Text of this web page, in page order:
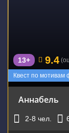
Квест по мотивам
13+ 9.4
Аннабель
2-8 чел.